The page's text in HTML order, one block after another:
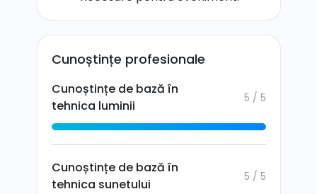
Cunoștințe profesionale
Cunoștințe de bază în
tehnica luminii
5 / 5
Cunoștințe de bază în
tehnica sunetului
5 / 5